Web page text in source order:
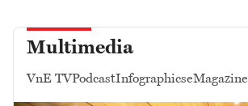
Multimedia
VnE TVPodcastInfographicseMagazine